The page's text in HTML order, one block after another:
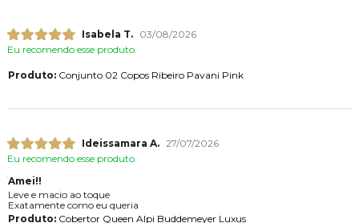
Isabela T.
03/08/2026
Eu recomendo esse produto.
Produto:Conjunto 02 Copos Ribeiro Pavani Pink
Ideissamara A. 27/07/2026
Eu recomendo esse produto.
Amei!!
Leve e macio ao toque
Exatamente como eu queria
Produto:Cobertor Queen Alpi Buddemeyer Luxus